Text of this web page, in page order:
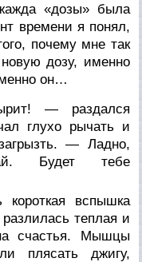
«дозы» была
времени я понял,
почему мне так
дозу, именно
он…
— раздался
глухо рычать и
— Ладно,
Будет тебе
короткая вспышка
теплая и
счастья. Мышцы
плясать джигу,